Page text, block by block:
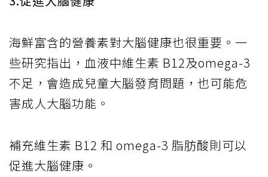
海鮮富含的營養素對大腦健康也很重要。一
些研究指出，血液中維生素 B12及omega-3
不足，會造成兒童大腦發育問題，也可能危
害成人大腦功能。
補充維生素 B12 和 omega-3 脂肪酸則可以
促進大腦健康。